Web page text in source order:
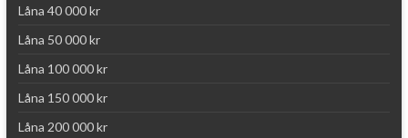
Låna 40 000 kr
Låna 50 000 kr
Låna 100 000 kr
Låna 150 000 kr
Låna 200 000 kr